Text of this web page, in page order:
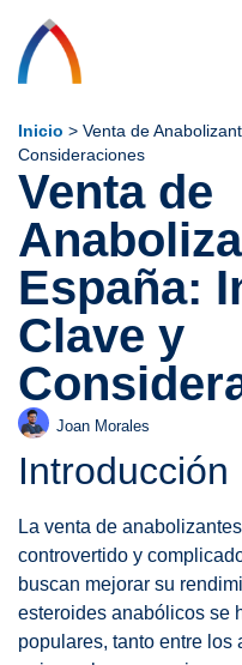
Inicio > Venta de
Consideraciones
Venta de
España:
Clave y
Joan Morales
Introducción
La venta de
controvertido y
buscan mejorar su
esteroides anabólicos se
populares, tanto entre los